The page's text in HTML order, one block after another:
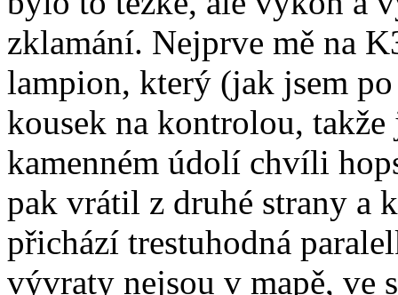
zklamání. Nejprve mě na
lampion, který (jak jsem
kousek na kontrolou, takže
kamenném údolí chvíli
pak vrátil z druhé strany a
přichází trestuhodná
vývraty nejsou v mapě, ve